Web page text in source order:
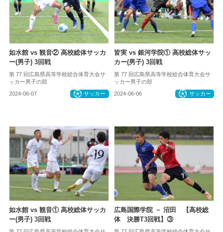
如水館 vs 観音② 高校総体サッカ
ー(男子) 3回戦
第 77 回広島県高等学校総合体育大会サ
ッカー男子の部
2024-06-07 サッカー
皆実 vs 銀河学院① 高校総体サッ
カー(男子) 3回戦
第 77 回広島県高等学校総合体育大会サ
ッカー男子の部
2024-06-06 サッカー
如水館 vs 観音① 高校総体サッカ
ー(男子) 3回戦
広島国際学院 － 沼田 【高校総
体 決勝T3回戦】③